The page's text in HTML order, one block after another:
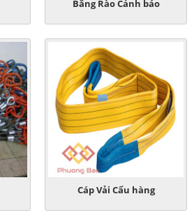
Băng Rào Cảnh báo
Cáp Vải Cẩu hàng